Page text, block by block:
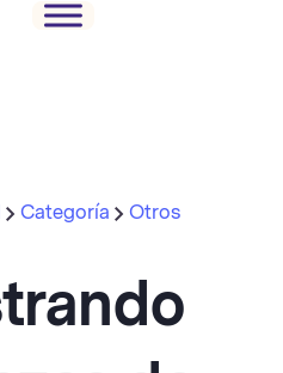
Categoría
Otros